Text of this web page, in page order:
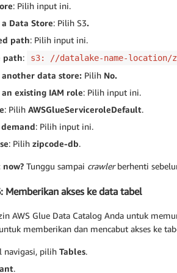
: Pilih input ini.
a Data Store: Pilih S3.
path: Pilih input ini.
path: s3: //datalake-name-location/
another data store: Pilih No.
an existing IAM role: Pilih input ini.
: Pilih AWSGlueServiceroleDefault.
: Pilih input ini.
: Pilih zipcode-db.
now? Tunggu sampai crawlerberhenti
Memberikan akses ke data tabel
AWS Glue Data Catalog Anda untuk
memberikan dan mencabut akses ke
navigasi, pilih Tables.
.